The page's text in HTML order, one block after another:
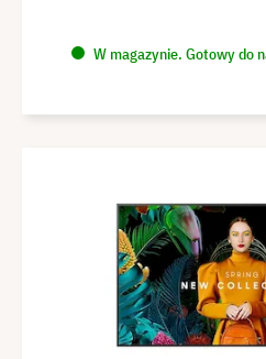
W magazynie. Gotowy do